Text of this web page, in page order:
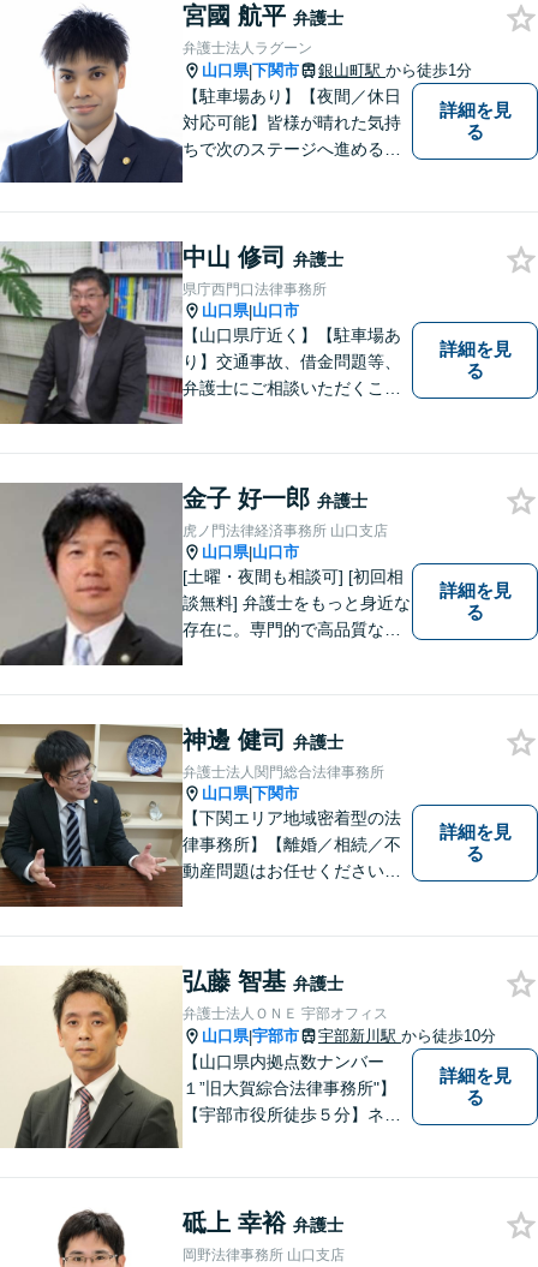
宮國 航平 弁護士
弁護士法人ラグーン
山口県|下関市 銀山町駅 から徒歩1分
【駐車場あり】【夜間／休日
対応可能】皆様が晴れた気持
ちで次のステージへ進めるよ
応。【地域に根差した弁護
士】何かお困りごとがござい
ましたらお一人で考え込ま
ず、ご相談下さい。
詳細を見
る
中山 修司 弁護士
県庁西門口法律事務所
山口県|山口市
【山口県庁近く】【駐車場あ
り】交通事故、借金問題等、
弁護士にご相談いただくこと
る弁護士が、客観的視点から
事案を検討し、最適の解決方
法を探ります。
詳細を見
る
金子 好一郎 弁護士
虎ノ門法律経済事務所 山口支店
山口県|山口市
[土曜・夜間も相談可] [初回相
談無料] 弁護士をもっと身近な
存在に。専門的で高品質なリ
詳細を見
る
神邊 健司 弁護士
弁護士法人関門総合法律事務所
山口県|下関市
【下関エリア地域密着型の法
律事務所】【離婚／相続／不
動産問題はお任せください】
りの声を大切にし、適切な解
決方法をご提案いたします。
詳細を見
る
弘藤 智基 弁護士
弁護士法人ＯＮＥ 宇部オフィス
山口県|宇部市 宇部新川駅 から徒歩10分
【山口県内拠点数ナンバー
１”旧大賀綜合法律事務所"】
【宇部市役所徒歩５分】ネッ
相談ください。
詳細を見
る
砥上 幸裕 弁護士
岡野法律事務所 山口支店